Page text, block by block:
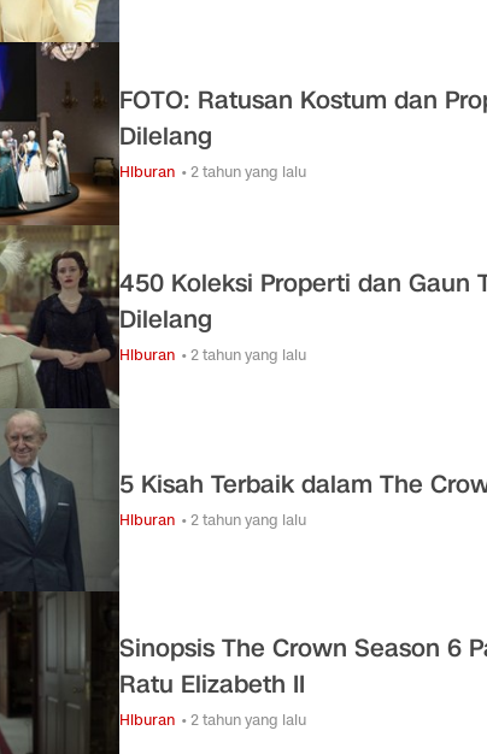
FOTO: Ratusan Kostum dan
Dilelang
Hiburan • 2 tahun yang lalu
450 Koleksi Properti dan Gaun
Dilelang
Hiburan • 2 tahun yang lalu
5 Kisah Terbaik dalam The
Hiburan • 2 tahun yang lalu
Sinopsis The Crown Season 6
Ratu Elizabeth II
Hiburan • 2 tahun yang lalu